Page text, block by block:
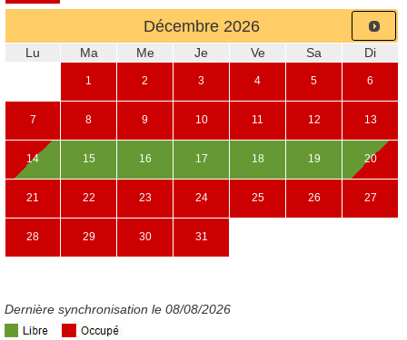
Décembre 2026
Lu Ma Me Je Ve Sa Di
1 2 3 4 5 6
7 8 9 10 11 12 13
14 15 16 17 18 19 20
21 22 23 24 25 26 27
28 29 30 31
Dernière synchronisation le 08/08/2026